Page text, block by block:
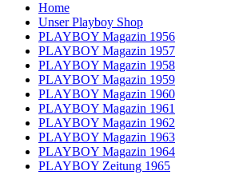
Home
Unser Playboy Shop
PLAYBOY Magazin 1956
PLAYBOY Magazin 1957
PLAYBOY Magazin 1958
PLAYBOY Magazin 1959
PLAYBOY Magazin 1960
PLAYBOY Magazin 1961
PLAYBOY Magazin 1962
PLAYBOY Magazin 1963
PLAYBOY Magazin 1964
PLAYBOY Zeitung 1965